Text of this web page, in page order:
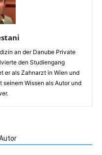
an der Danube Private
den Studiengang
er als Zahnarzt in Wien und
Wissen als Autor und